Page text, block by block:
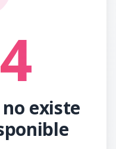
existe